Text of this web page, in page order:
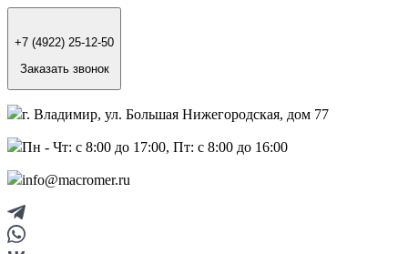
+7 (4922) 25-12-50
Заказать звонок
г. Владимир, ул. Большая Нижегородская, дом 77
Пн - Чт: с 8:00 до 17:00, Пт: с 8:00 до 16:00
info@macromer.ru